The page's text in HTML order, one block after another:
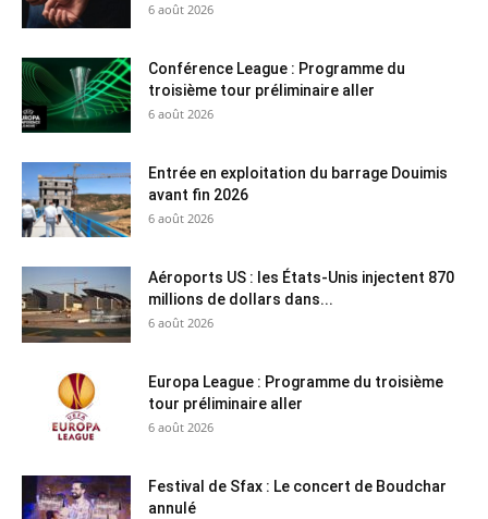
6 août 2026
Conférence League : Programme du
troisième tour préliminaire aller
6 août 2026
Entrée en exploitation du barrage Douimis
avant fin 2026
6 août 2026
Aéroports US : les États-Unis injectent 870
millions de dollars dans...
6 août 2026
Europa League : Programme du troisième
tour préliminaire aller
6 août 2026
Festival de Sfax : Le concert de Boudchar
annulé